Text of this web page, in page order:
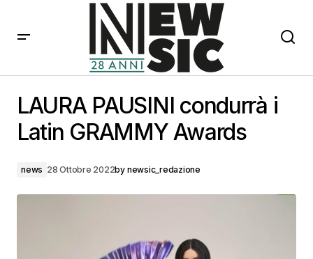
LAURA PAUSINI condurrà i
Latin GRAMMY Awards
news 28 Ottobre 2022by newsic_redazione